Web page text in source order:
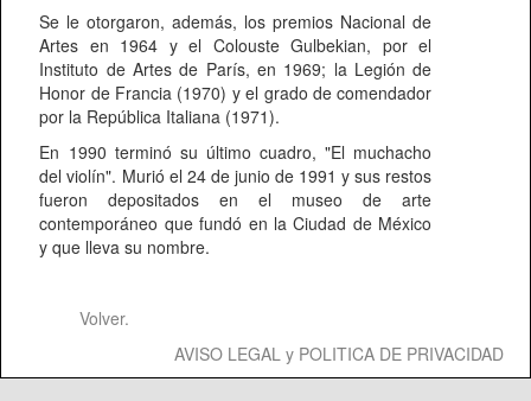
Se le otorgaron, además, los premios Nacional de
Artes en 1964 y el Colouste Gulbekian, por el
Instituto de Artes de París, en 1969; la Legión de
Honor de Francia (1970) y el grado de comendador
por la República Italiana (1971).
En 1990 terminó su último cuadro, "El muchacho
del violín". Murió el 24 de junio de 1991 y sus restos
fueron depositados en el museo de arte
contemporáneo que fundó en la Ciudad de México
y que lleva su nombre.
Volver.
AVISO LEGAL y POLITICA DE PRIVACIDAD